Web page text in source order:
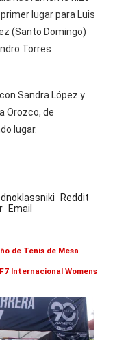
lugar para Luis
(Santo Domingo)
Torres
Sandra López y
Orozco, de
lugar.
Reddit
Email
de Tenis de Mesa
Internacional Womens